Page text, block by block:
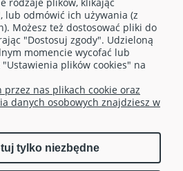
wersję strony
lub odmówić ich używania (z
Możesz też dostosować pliki do
"Dostosuj zgody". Udzieloną
momencie wycofać lub
plików cookies" na
przez nas plikach cookie oraz
danych osobowych znajdziesz w
tylko niezbędne